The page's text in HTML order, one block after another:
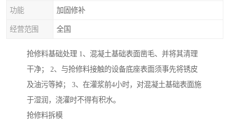
功能 加固修补
经营范围 全国
抢修料基础处理 1、混凝土基础表面凿毛、并将其清理
干净； 2、与抢修料接触的设备底座表面须事先将锈皮
及油污等掉； 3、在灌浆前4小时，对混凝土基础表面施
于湿润，浇灌时不得有积水。
抢修料拆模